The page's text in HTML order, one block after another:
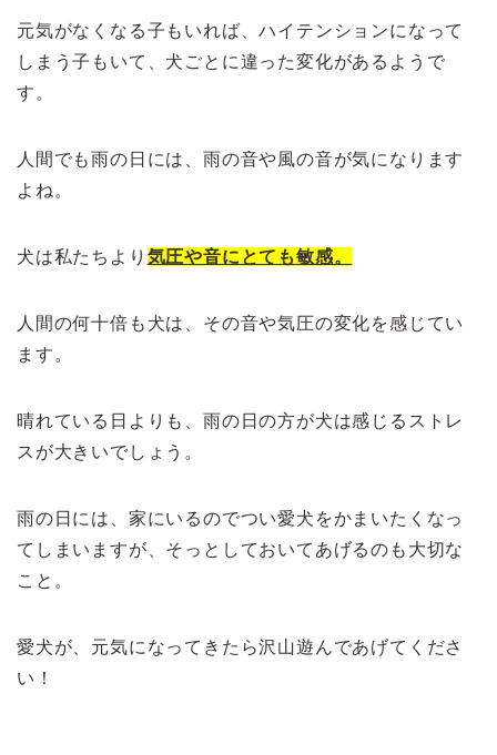
元気がなくなる子もいれば、ハイテンションになって
しまう子もいて、犬ごとに違った変化があるようで
す。
人間でも雨の日には、雨の音や風の音が気になります
よね。
犬は私たちより 気圧や音にとても敏感。
人間の何十倍も犬は、その音や気圧の変化を感じてい
ます。
晴れている日よりも、雨の日の方が犬は感じるストレ
スが大きいでしょう。
雨の日には、家にいるのでつい愛犬をかまいたくなっ
てしまいますが、そっとしておいてあげるのも大切な
こと。
愛犬が、元気になってきたら沢山遊んであげてくださ
い！